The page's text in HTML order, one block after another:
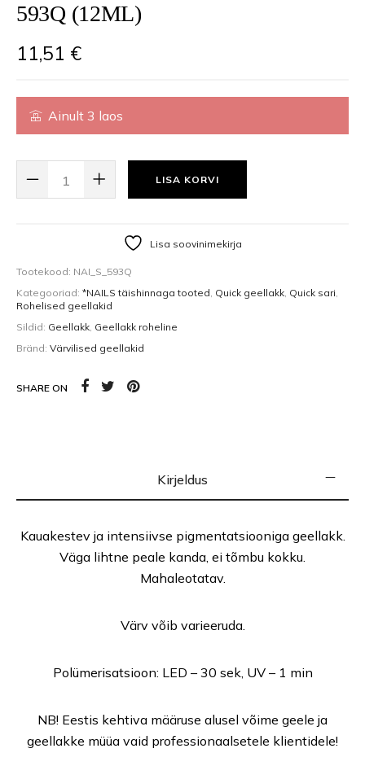
593Q (12ML)
11,51 €
Ainult 3 laos
LISA KORVI
Lisa soovinimekirja
Tootekood: NAI_S_593Q
Kategooriad: *NAILS täishinnaga tooted, Quick geellakk, Quick sari,
Rohelised geellakid
Sildid: Geellakk, Geellakk roheline
Bränd: Värvilised geellakid
SHARE ON
Kirjeldus
Kauakestev ja intensiivse pigmentatsiooniga geellakk.
Väga lihtne peale kanda, ei tõmbu kokku.
Mahaleotatav.
Värv võib varieeruda.
Polümerisatsioon: LED – 30 sek, UV – 1 min
NB! Eestis kehtiva määruse alusel võime geele ja
geellakke müüa vaid professionaalsetele klientidele!